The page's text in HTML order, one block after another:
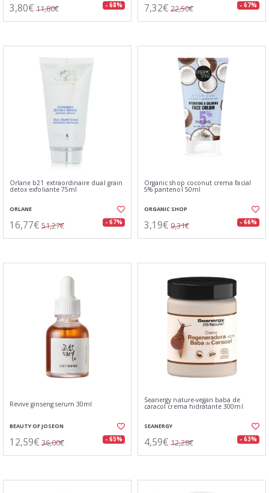
3,80€ 11,80€ - 68% 7,32€ 22,50€ - 67%
Orlane b21 extraordinaire dual grain
detox exfoliante 75ml
ORLANE
16,77€ 51,27€ - 67%
Organic shop coconut crema facial
5% pantenol 50ml
ORGANIC SHOP
3,19€ 9,31€ - 66%
Revive ginseng serum 30ml
BEAUTY OF JOSEON
12,59€ 36,00€ - 65%
Seanergy nature-vegan baba de
caracol crema hidratante 300ml
SEANERGY
4,59€ 12,28€ - 63%